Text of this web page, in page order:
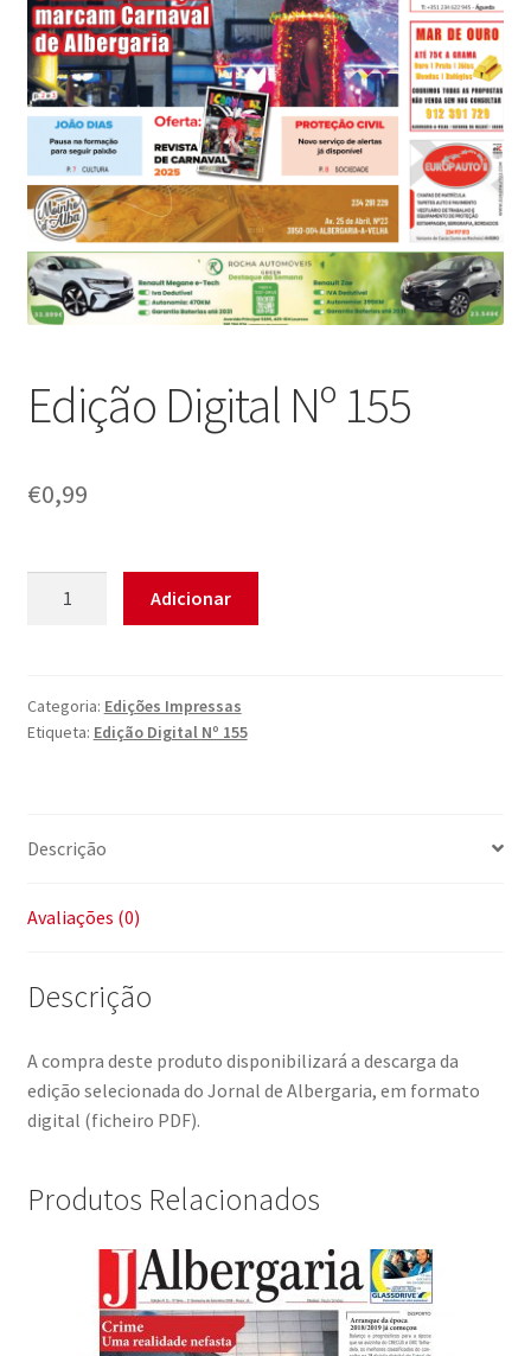
Edição Digital Nº 155
€0,99
Nº
155
Adicionar
Categoria: Edições Impressas
Etiqueta: Edição Digital Nº 155
Descrição
Avaliações (0)
Descrição
A compra deste produto disponibilizará a descarga da
edição selecionada do Jornal de Albergaria, em formato
digital (ficheiro PDF).
Produtos Relacionados